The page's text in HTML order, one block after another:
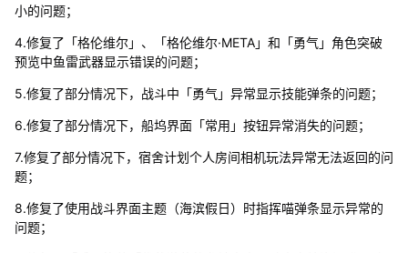
小的问题；
4.修复了「格伦维尔」、「格伦维尔·META」和「勇气」角色突破
预览中鱼雷武器显示错误的问题；
5.修复了部分情况下，战斗中「勇气」异常显示技能弹条的问题；
6.修复了部分情况下，船坞界面「常用」按钮异常消失的问题；
7.修复了部分情况下，宿舍计划个人房间相机玩法异常无法返回的问
题；
8.修复了使用战斗界面主题（海滨假日）时指挥喵弹条显示异常的
问题；